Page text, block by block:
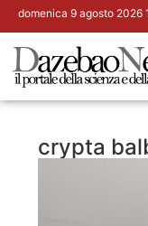
domenica 9 agosto 2026
crypta